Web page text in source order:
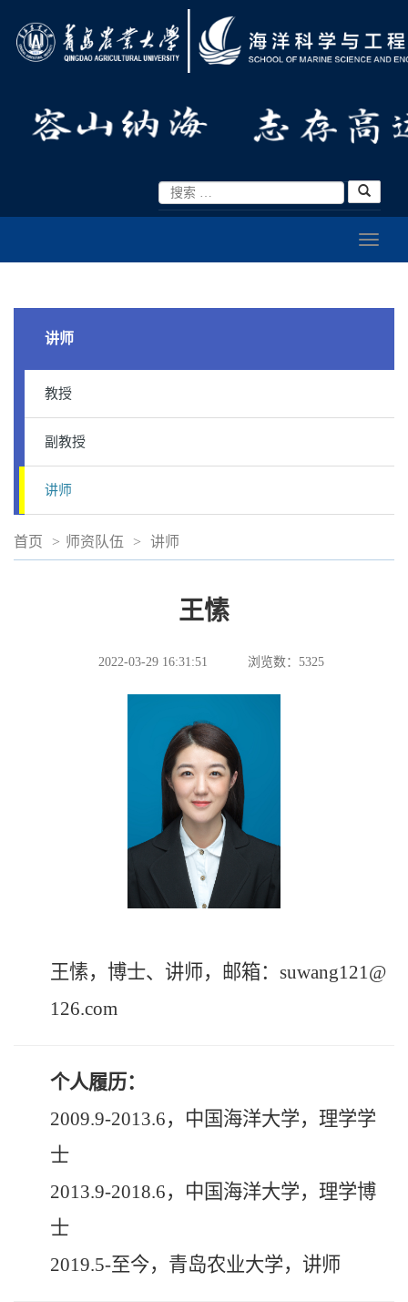
讲师
教授
副教授
讲师
首页 > 师资队伍 > 讲师
王愫
2022-03-29 16:31:51 浏览数： 5325
王愫，博士、讲师，邮箱：suwang121@
126.com
个人履历：
2009.9-2013.6，中国海洋大学，理学学
士
2013.9-2018.6，中国海洋大学，理学博
士
2019.5-至今，青岛农业大学，讲师